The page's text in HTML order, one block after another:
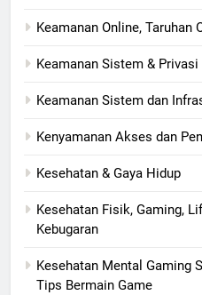
Keamanan Online, Taruhan
Keamanan Sistem & Privasi
Keamanan Sistem dan
Kenyamanan Akses dan
Kesehatan & Gaya Hidup
Kesehatan Fisik, Gaming,
Kebugaran
Kesehatan Mental Gaming
Tips Bermain Game